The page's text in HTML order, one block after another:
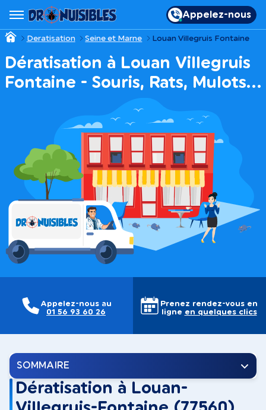
Appelez-nous
Deratisation Seine et Marne Louan Villegruis Fontaine
Dératisation à Louan Villegruis
Fontaine - Souris, Rats, Mulots…
Appelez-nous au
01 56 93 60 26
Prenez rendez-vous en
ligne en quelques clics
SOMMAIRE
Dératisation à Louan-